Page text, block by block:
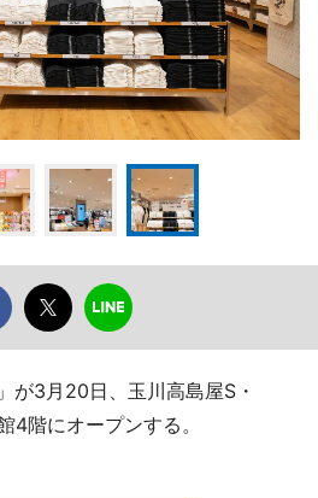
が3月20日、玉川高島屋S・
4階にオープンする。